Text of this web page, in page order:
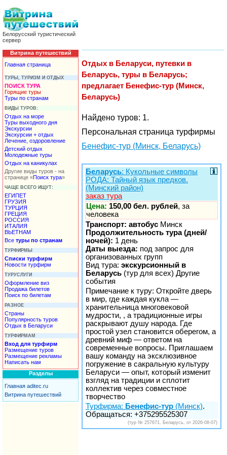
Белорусский туристический
сервер
Витрина путешествий
Главная страница
ТУРЫ, ТУРИЗМ И ОТДЫХ
ПОИСК ТУРА
Горящие туры
Туры по странам
ВИДЫ ТУРОВ:
Отдых на море
Туры выходного дня
Экскурсии
Экскурсии + отдых
Лечение, оздоровление
Детский отдых
Молодежные туры
Отдых на каникулах
Другие виды туров - на
странице «Поиск тура»
ЧАЩЕ ВСЕГО ИЩУТ:
ЕГИПЕТ
ГРУЗИЯ
ТУРЦИЯ
ГРЕЦИЯ
РОССИЯ
ИТАЛИЯ
ВЬЕТНАМ
Все туры по странам
ТУРФИРМЫ
Списки турфирм
Новости турфирм
ТУРУСЛУГИ
Оформление виз
Продажа билетов
Поиск по билетам
РАЗНОЕ
Страны
Популярность туров
Отдых в Беларуси
ТУРФИРМАМ
Вход для турфирм
Размещение туров
Размещение рекламы
Написать нам
Разделы
Главная aditec.ru
Витрина путешествий
Отдых в Беларуси, путевки в
Беларусь, туры в Беларусь;
предлагает Бенефис-тур (Минск,
Беларусь)
Найдено туров: 1.
Персональная страница турфирмы
Бенефис-тур (Минск, Беларусь)
Беларусь: Кукольные символы
РОДА: Тайный язык предков.
(Минский район)
заказ тура
Цена: 150,00 бел. рублей, за
человека
Транспорт: автобус Минск
Продолжительность тура (дней/
ночей): 1 день
Даты выезда: под запрос для
организованных групп
Вид тура: экскурсионный в
Беларусь (тур для всех) Другие
события
Примечание к туру: Откройте дверь
в мир, где каждая кукла —
хранительница многовековой
мудрости, , а традиционные игры
раскрывают душу народа. Где
простой узел становится оберегом, а
древний миф — ответом на
современные вопросы. Приглашаем
вашу команду на эксклюзивное
погружение в сакральную культуру
Беларуси — опыт, который изменит
взгляд на традиции и сплотит
коллектив через совместное
творчество
Турфирма: Бенефис-тур (Минск).
Обращаться: +375295525307
(тур № 257671, Беларусь, от 2026-08-07)